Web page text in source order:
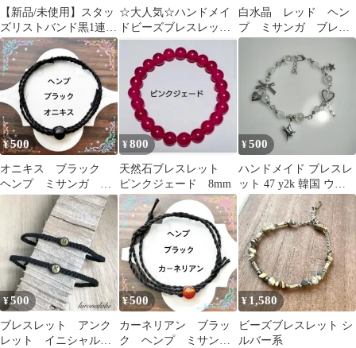
【新品/未使用】スタッ
ズリストバンド黒1連ピ
ラミッド鋲レザーブレ
スレット
☆大人気☆ハンドメイ
ドビーズブレスレット
星/クリアカラー/◎ゴム
タイプ
白水晶 レッド ヘン
プ ミサンガ ブレス
レット アンクレット
¥500
オニキス ブラック
ヘンプ ミサンガ ブ
レスレット アンクレ
¥800
天然石ブレスレット
ピンクジェード 8mm
¥500
ハンドメイド ブレスレ
ット 47 y2k 韓国 ウィ
ッシュコア シルバー系
平成
¥500
ブレスレット アンク
レット イニシャル
¥500
カーネリアン ブラッ
ク ヘンプ ミサン
¥ 1,580
ビーズブレスレット シ
ルバー系